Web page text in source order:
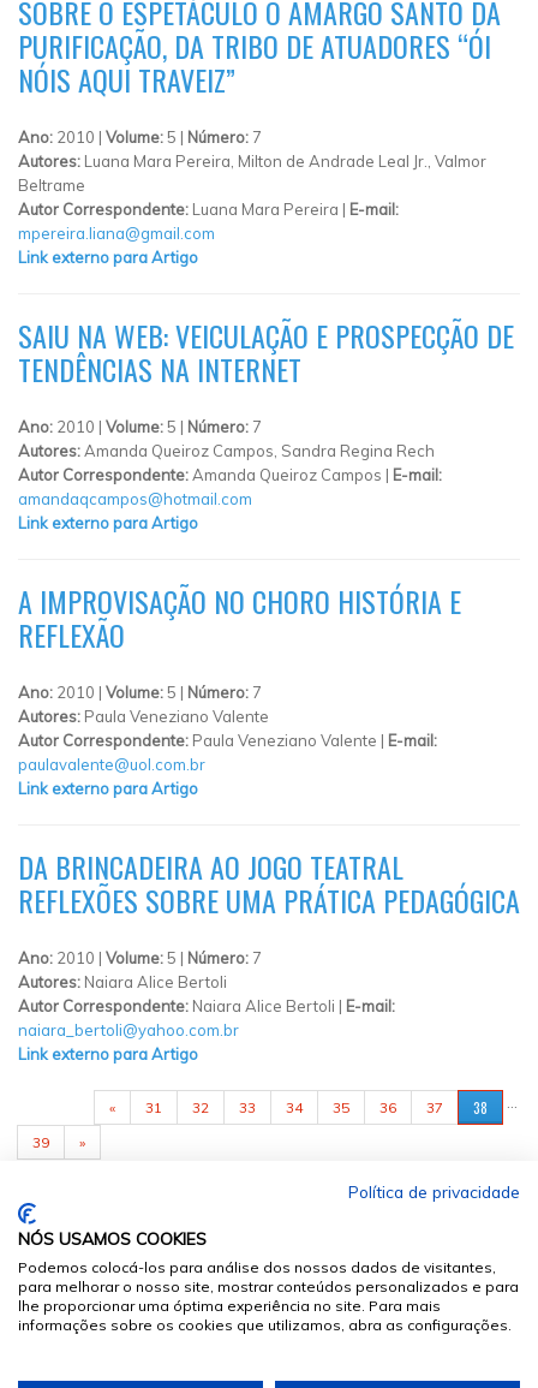
SOBRE O ESPETÁCULO O AMARGO SANTO DA
PURIFICAÇÃO, DA TRIBO DE ATUADORES “ÓI
NÓIS AQUI TRAVEIZ”
Ano: 2010 | Volume:5 | Número: 7
Autores: Luana Mara Pereira, Milton de Andrade Leal Jr., Valmor
Beltrame
Autor Correspondente: Luana Mara Pereira | E-mail:
mpereira.liana@gmail.com
Link externo para Artigo
SAIU NA WEB: VEICULAÇÃO E PROSPECÇÃO DE
TENDÊNCIAS NA INTERNET
Ano: 2010 | Volume:5 | Número: 7
Autores:Amanda Queiroz Campos, Sandra Regina Rech
Autor Correspondente:Amanda Queiroz Campos | E-mail:
amandaqcampos@hotmail.com
Link externo para Artigo
A IMPROVISAÇÃO NO CHORO HISTÓRIA E
REFLEXÃO
Ano: 2010 | Volume:5 | Número: 7
Autores: Paula Veneziano Valente
Autor Correspondente: Paula Veneziano Valente | E-mail:
paulavalente@uol.com.br
Link externo para Artigo
DA BRINCADEIRA AO JOGO TEATRAL
REFLEXÕES SOBRE UMA PRÁTICA PEDAGÓGICA
Ano: 2010 | Volume:5 | Número: 7
Autores: Naiara Alice Bertoli
Autor Correspondente: Naiara Alice Bertoli | E-mail:
naiara_bertoli@yahoo.com.br
Link externo para Artigo
PÁGINAS
« 31 32 33 34 35 36 37 38
39 »
Política de privacidade
NÓS USAMOS COOKIES
Podemos colocá-los para análise dos nossos dados de visitantes,
para melhorar o nosso site, mostrar conteúdos personalizados e para
lhe proporcionar uma óptima experiência no site. Para mais
informações sobre os cookies que utilizamos, abra as configurações.